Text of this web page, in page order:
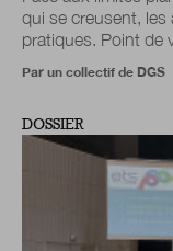
qui se creusent, les
pratiques. Point de
Par un collectif de DGS
DOSSIER